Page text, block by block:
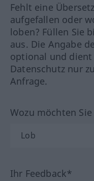
Fehlt eine
aufgefallen oder
loben? Füllen Sie
aus. Die Angabe
optional und dient
Datenschutz nur
Anfrage.
Wozu möchten
Ihr Feedback*